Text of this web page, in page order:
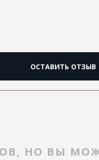
ОСТАВИТЬ ОТЗЫВ
НО ВЫ